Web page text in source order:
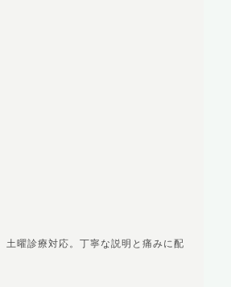
土曜診療対応。丁寧な説明と痛みに配